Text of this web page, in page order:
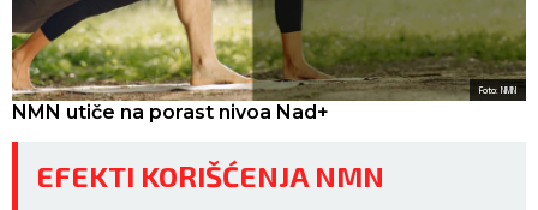
Foto: NMN
NMN utiče na porast nivoa Nad+
EFEKTI KORIŠĆENJA NMN